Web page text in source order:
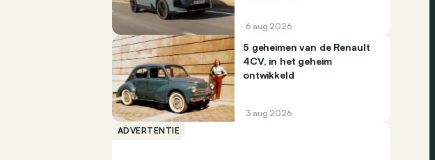
6 aug 2026
5 geheimen van de Renault
4CV, in het geheim
ontwikkeld
3 aug 2026
ADVERTENTIE